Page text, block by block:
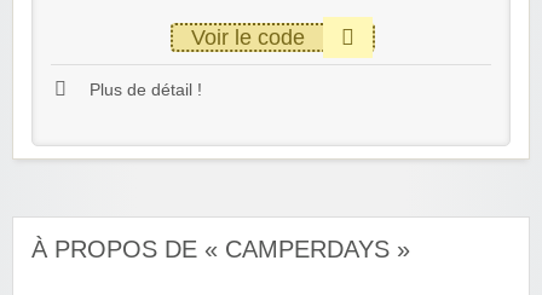
Voir le code
Plus de détail !
À PROPOS DE « CAMPERDAYS »